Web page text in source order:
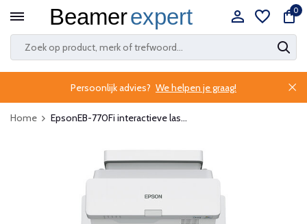
0
Persoonlijk advies? We helpen je graag!
Home EpsonEB-770Fi interactieve las...